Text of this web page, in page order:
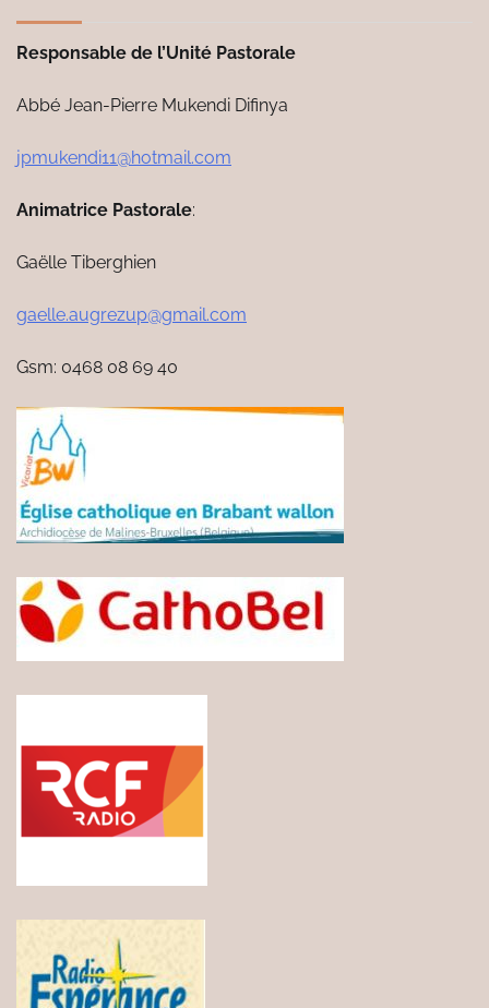
Responsable de l’Unité Pastorale
Abbé Jean-Pierre Mukendi Difinya
jpmukendi11@hotmail.com
Animatrice Pastorale:
Gaëlle Tiberghien
gaelle.augrezup@gmail.com
Gsm: 0468 08 69 40